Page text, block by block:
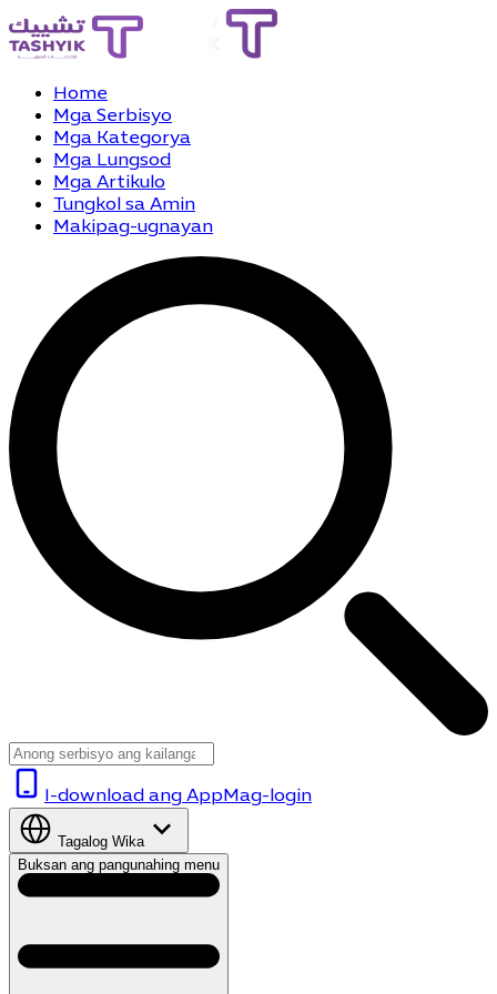
Home
Mga Serbisyo
Mga Kategorya
Mga Lungsod
Mga Artikulo
Tungkol sa Amin
Makipag-ugnayan
I-download ang AppMag-login
Tagalog Wika
Buksan ang pangunahing menu